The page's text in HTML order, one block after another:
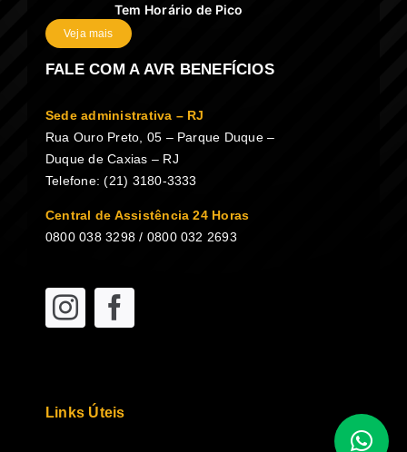
Tem Horário de Pico
Veja mais
FALE COM A AVR BENEFÍCIOS
Sede administrativa – RJ
Rua Ouro Preto, 05 – Parque Duque –
Duque de Caxias – RJ
Telefone: (21) 3180-3333
Central de Assistência 24 Horas
0800 038 3298 / 0800 032 2693
Links Úteis